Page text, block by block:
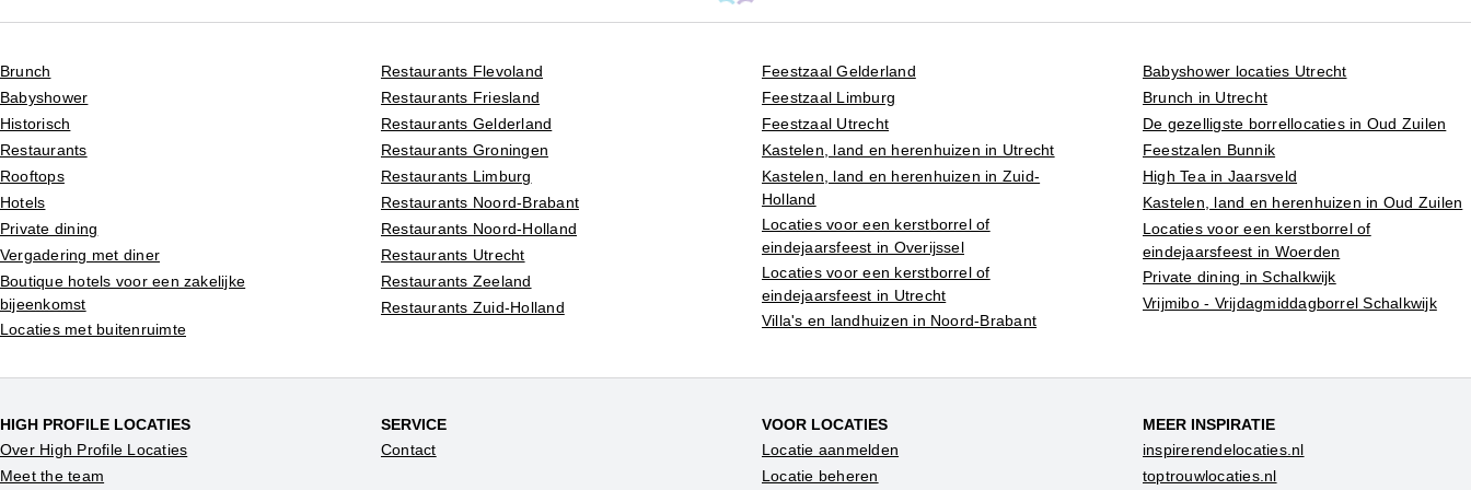
Brunch
Babyshower
Historisch
Restaurants
Rooftops
Hotels
Private dining
Vergadering met diner
Boutique hotels voor een zakelijke
bijeenkomst
Locaties met buitenruimte
Restaurants Flevoland
Restaurants Friesland
Restaurants Gelderland
Restaurants Groningen
Restaurants Limburg
Restaurants Noord-Brabant
Restaurants Noord-Holland
Restaurants Utrecht
Restaurants Zeeland
Restaurants Zuid-Holland
Feestzaal Gelderland
Feestzaal Limburg
Feestzaal Utrecht
Kastelen, land en herenhuizen in Utrecht
Kastelen, land en herenhuizen in Zuid-
Holland
Locaties voor een kerstborrel of
eindejaarsfeest in Overijssel
Locaties voor een kerstborrel of
eindejaarsfeest in Utrecht
Villa's en landhuizen in Noord-Brabant
Babyshower locaties Utrecht
Brunch in Utrecht
De gezelligste borrellocaties in Oud Zuilen
Feestzalen Bunnik
High Tea in Jaarsveld
Kastelen, land en herenhuizen in Oud Zuilen
Locaties voor een kerstborrel of
eindejaarsfeest in Woerden
Private dining in Schalkwijk
Vrijmibo - Vrijdagmiddagborrel Schalkwijk
HIGH PROFILE LOCATIES
Over High Profile Locaties
Meet the team
SERVICE
Contact
VOOR LOCATIES
Locatie aanmelden
Locatie beheren
MEER INSPIRATIE
inspirerendelocaties.nl
toptrouwlocaties.nl